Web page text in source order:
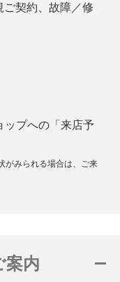
契約、故障／修
ップへの「来店予
がみられる場合は、ご来
案内